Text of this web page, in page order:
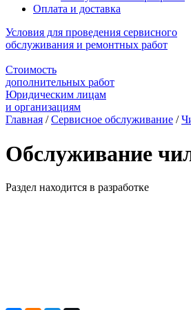
Оплата и доставка
Условия для проведения сервисного
обслуживания и ремонтных работ
Стоимость
дополнительных работ
Юридическим лицам
и организациям
Главная /Сервисное обслуживание /
Обслуживание
Раздел находится в разработке